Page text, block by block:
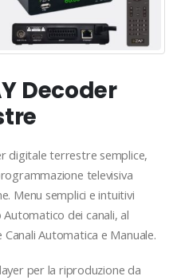
Decoder
digitale terrestre semplice,
televisiva
Menu semplici e intuitivi
Automatico dei canali, al
Automatica e Manuale.
per la riproduzione da